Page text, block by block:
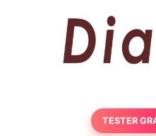
TESTER